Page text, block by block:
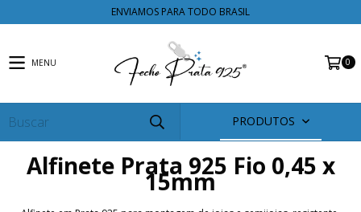
ENVIAMOS PARA TODO BRASIL
MENU 0
PRODUTOS
Alfinete Prata 925 Fio 0,45 x
15mm